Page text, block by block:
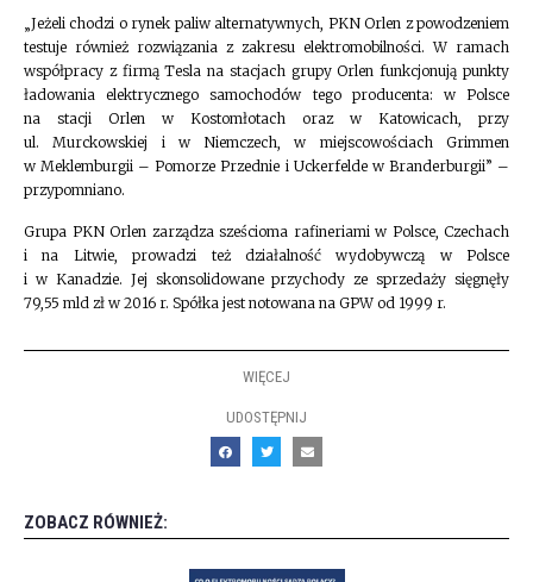
„Jeżeli chodzi o rynek paliw alternatywnych, PKN Orlen z powodzeniem
testuje również rozwiązania z zakresu elektromobilności. W ramach
współpracy z firmą Tesla na stacjach grupy Orlen funkcjonują punkty
ładowania elektrycznego samochodów tego producenta: w Polsce
na stacji Orlen w Kostomłotach oraz w Katowicach, przy
ul. Murckowskiej i w Niemczech, w miejscowościach Grimmen
w Meklemburgii – Pomorze Przednie i Uckerfelde w Branderburgii” –
przypomniano.
Grupa PKN Orlen zarządza sześcioma rafineriami w Polsce, Czechach
i na Litwie, prowadzi też działalność wydobywczą w Polsce
i w Kanadzie. Jej skonsolidowane przychody ze sprzedaży sięgnęły
79,55 mld zł w 2016 r. Spółka jest notowana na GPW od 1999 r.
WIĘCEJ
UDOSTĘPNIJ
ZOBACZ RÓWNIEŻ: